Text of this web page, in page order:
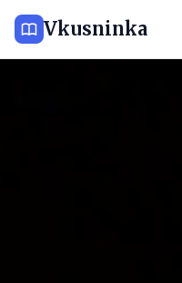
Vkusninka